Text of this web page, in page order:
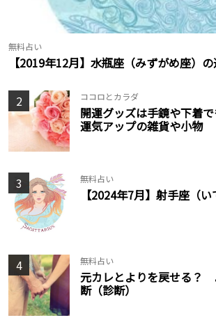
無料占い
【2019年12月】水瓶座（みずがめ座）
2 ココロとカラダ
開運グッズは手鏡や下着
運気アップの雑貨や小物
3 無料占い
【2024年7月】射手座（
4 無料占い
元カレとよりを戻せる？
断（診断）